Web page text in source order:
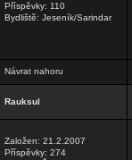
Příspěvky: 110
Bydliště: Jeseník/Sarindar
Návrat nahoru
Rauksul
Založen: 21.2.2007
Příspěvky: 274